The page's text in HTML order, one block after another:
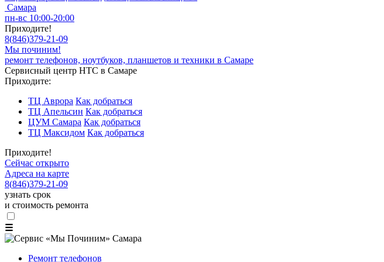
Самара
пн-вс 10:00-20:00
Приходите!
8(846)379-21-09
Мы починим!
ремонт телефонов, ноутбуков, планшетов и техники в Самаре
Сервисный центр HTC в Самаре
Приходите:
ТЦ Аврора Как добраться
ТЦ Апельсин Как добраться
ЦУМ Самара Как добраться
ТЦ Максидом Как добраться
Приходите!
Сейчас открыто
Адреса на карте
8(846)379-21-09
узнать срок
и стоимость ремонта
☰
Ремонт телефонов